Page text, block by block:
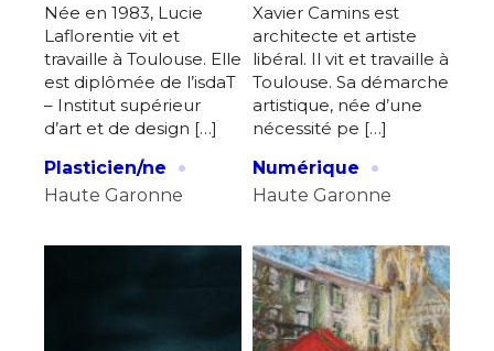
Née en 1983, Lucie
Laflorentie vit et
travaille à Toulouse. Elle
est diplômée de l’isdaT
– Institut supérieur
d’art et de design […]
Plasticien/ne
·
Haute Garonne
Xavier Camins est
architecte et artiste
libéral. Il vit et travaille à
Toulouse. Sa démarche
artistique, née d’une
nécessité pe […]
Numérique
·
Haute Garonne